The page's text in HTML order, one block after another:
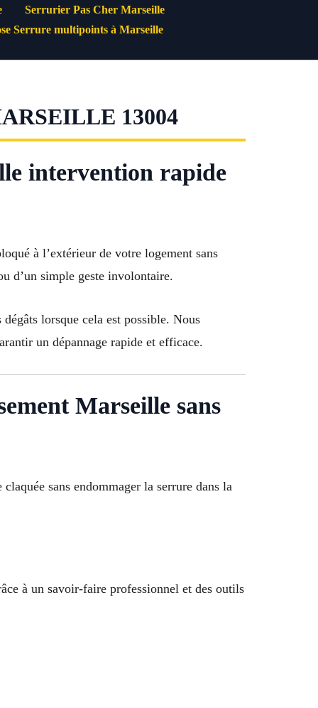
Serrurier Pas Cher Marseille
Serrure multipoints à Marseille
13004
intervention rapide
à l’extérieur de votre logement sans
d’un simple geste involontaire.
lorsque cela est possible. Nous
un dépannage rapide et efficace.
Marseille sans
sans endommager la serrure dans la
à un savoir-faire professionnel et des outils